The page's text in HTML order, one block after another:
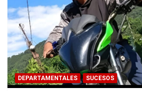
DEPARTAMENTALES SUCESOS